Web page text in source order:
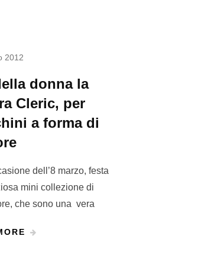
2012
donna la
Cleric, per
a forma di
dell’8 marzo, festa
mini collezione di
che sono una vera